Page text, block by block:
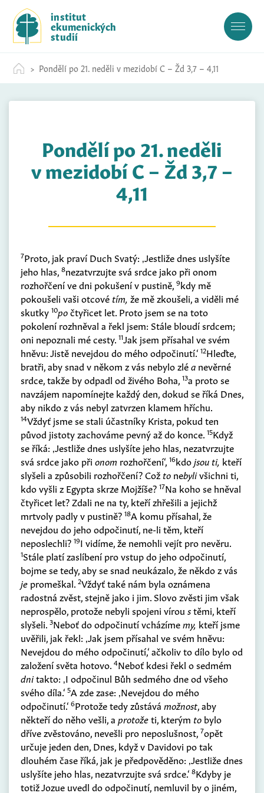
c
institut
ekumenických
studií
Pondělí po 21. neděli v mezidobí C – Žd 3,7 – 4,11
Pondělí po 21. neděli
v mezidobí C – Žd 3,7 –
4,11
7Proto, jak praví Duch Svatý: ‚Jestliže dnes uslyšíte
jeho hlas, 8nezatvrzujte svá srdce jako při onom
rozhořčení ve dni pokušení v pustině, 9kdy mě
pokoušeli vaši otcové tím, že mě zkoušeli, a viděli mé
skutky 10počtyřicet let. Proto jsem se na toto
pokolení rozhněval a řekl jsem: Stále bloudí srdcem;
oni nepoznali mé cesty. 11Jak jsem přísahal ve svém
hněvu: Jistě nevejdou do mého odpočinutí.‘ 12Hleďte,
bratři, aby snad v někom z vás nebylo zléa nevěrné
srdce, takže by odpadl od živého Boha, 13a proto se
navzájem napomínejte každý den, dokud se říká Dnes,
aby nikdo z vás nebyl zatvrzen klamem hříchu.
14Vždyť jsme se stali účastníky Krista, pokud ten
původ jistoty zachováme pevný až do konce. 15Když
se říká: ‚Jestliže dnes uslyšíte jeho hlas, nezatvrzujte
svá srdce jako při onom rozhořčení‘, 16kdojsou ti, kteří
slyšeli a způsobili rozhořčení? Což to nebylivšichni ti,
kdo vyšli z Egypta skrze Mojžíše? 17Na koho se hněval
čtyřicet let? Zdali ne na ty, kteří zhřešili a jejichž
mrtvoly padly v pustině? 18A komu přísahal, že
nevejdou do jeho odpočinutí, ne-li těm, kteří
neposlechli? 19I vidíme, že nemohli vejít pro nevěru.
1Stále platí zaslíbení pro vstup do jeho odpočinutí,
bojme se tedy, aby se snad neukázalo, že někdo z vás
je promeškal. 2Vždyť také nám byla oznámena
radostná zvěst, stejně jako i jim. Slovo zvěsti jim však
neprospělo, protože nebyli spojeni vírou stěmi, kteří
slyšeli. 3Neboť do odpočinutí vcházímemy, kteří jsme
uvěřili, jak řekl: ‚Jak jsem přísahal ve svém hněvu:
Nevejdou do mého odpočinutí,‘ ačkoliv to dílo bylo od
založení světa hotovo. 4Neboť kdesi řekl o sedmém
dnitakto: ‚I odpočinul Bůh sedmého dne od všeho
svého díla.‘ 5A zde zase: ‚Nevejdou do mého
odpočinutí.‘ 6Protože tedy zůstává možnost, aby
někteří do něho vešli, a protožeti, kterým to bylo
dříve zvěstováno, nevešli pro neposlušnost, 7opět
určuje jeden den, Dnes, když v Davidovi po tak
dlouhém čase říká, jak je předpověděno: ‚Jestliže dnes
uslyšíte jeho hlas, nezatvrzujte svá srdce.‘ 8Kdyby je
totiž Jozue uvedl do odpočinutí, nemluvil by o jiném,